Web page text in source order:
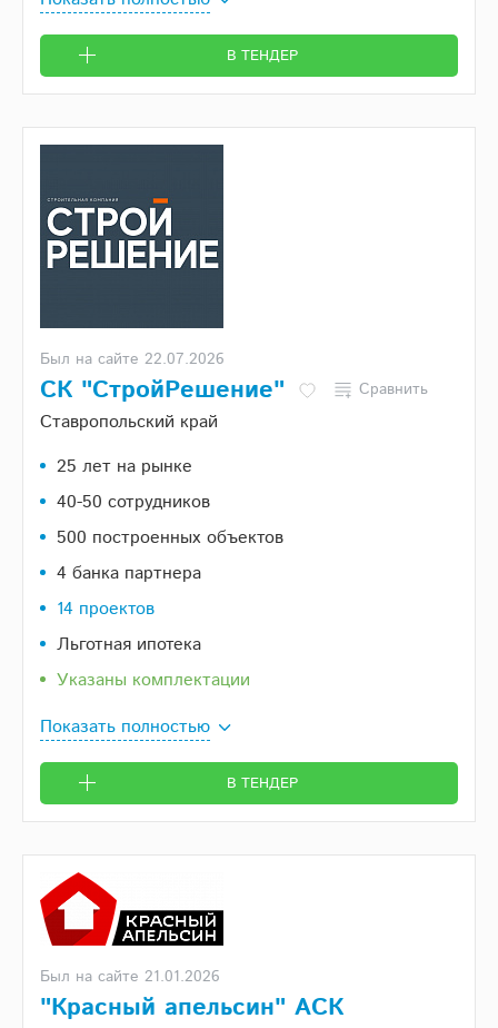
В ТЕНДЕР
Был на сайте 22.07.2026
СК "СтройРешение" Сравнить
Ставропольский край
25 лет на рынке
40-50 сотрудников
500 построенных объектов
4 банка партнера
14 проектов
Льготная ипотека
Указаны комплектации
Показать полностью
В ТЕНДЕР
Был на сайте 21.01.2026
"Красный апельсин" АСК